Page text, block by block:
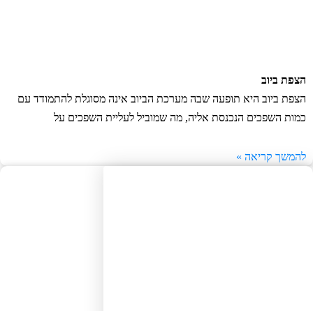
ביוב
ביוב היא תופעה שבה מערכת הביוב אינה מסוגלת להתמודד עם
השפכים הנכנסת אליה, מה שמוביל לעליית השפכים על
קריאה »